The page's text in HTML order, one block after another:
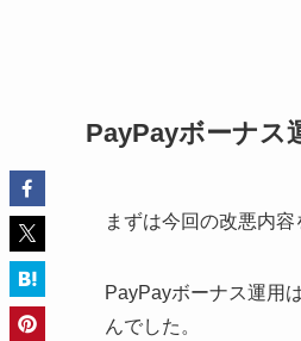
PayPayボーナス
まずは今回の改悪内容
PayPayボーナス運用
んでした。